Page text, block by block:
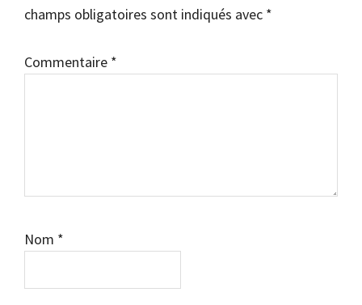
champs obligatoires sont indiqués avec *
Commentaire *
Nom *